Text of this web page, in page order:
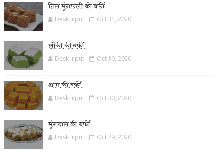
तिल मूंगफली की बर्फी
Desk Input Oct 31, 2020
लौकी की बर्फी
Desk Input Oct 30, 2020
आम की बर्फी
Desk Input Oct 30, 2020
मूंगदाल की बर्फी
Desk Input Oct 29, 2020